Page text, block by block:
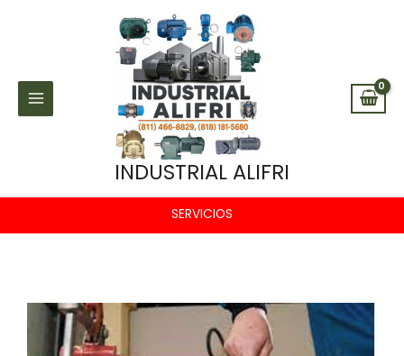
INDUSTRIAL ALIFRI
SERVICIOS